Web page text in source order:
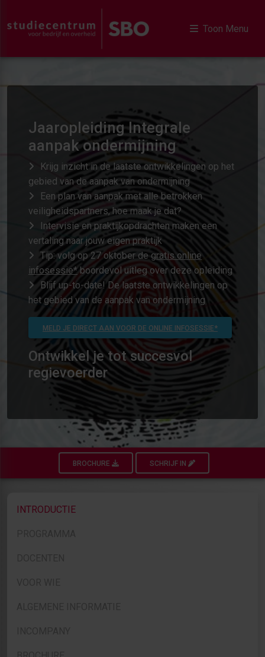
Toon Menu
Jaaropleiding Integrale
aanpak ondermijning
Krijg inzicht in de laatste ontwikkelingen op het
gebied van de aanpak van ondermijning
Een plan van aanpak met alle betrokken
veiligheidspartners, hoe maak je dat?
Intervisie en praktijkopdrachten maken een
vertaling naar jouw eigen praktijk
Tip: volg op 27 oktober de gratis online
infosessie*boordevol uitleg over deze opleiding
Blijf up-to-date! De laatste ontwikkelingen op
het gebied van de aanpak van ondermijning
MELD JE DIRECT AAN VOOR DE ONLINE INFOSESSIE*
Ontwikkel je tot succesvol
regievoerder
BROCHURE SCHRIJF IN
INTRODUCTIE